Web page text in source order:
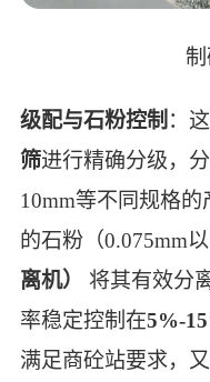
级配与石粉控制 ：
筛进行精确分级，
10mm等不同规格
的石粉（0.075mm
离机）
将其有效分
率稳定控制在5%-
满足商砼站要求，又